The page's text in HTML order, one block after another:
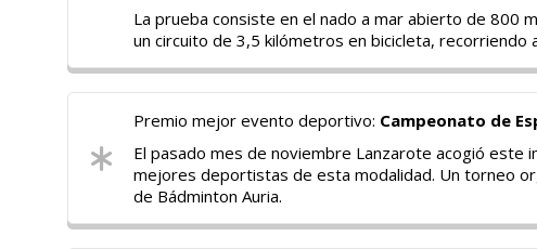
La prueba consiste en el nado a mar abierto de 800
un circuito de 3,5 kilómetros en bicicleta, recorriendo
Premio mejor evento deportivo: Campeonato de
El pasado mes de noviembre Lanzarote acogió
mejores deportistas de esta modalidad. Un torneo
de Bádminton Auria.